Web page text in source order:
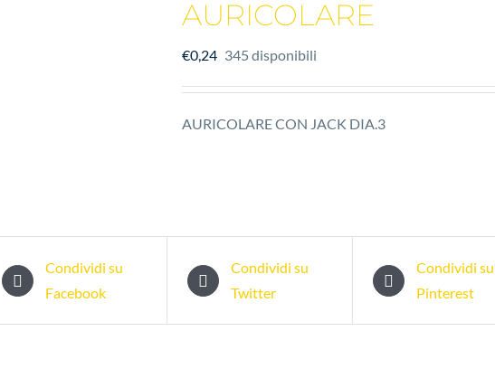
AURICOLARE
€0,24 345 disponibili
AURICOLARE CON JACK DIA.3
Condividi su
Facebook
Condividi su
Twitter
Condividi su
Pinterest